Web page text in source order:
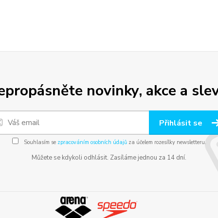
novinky, akce a
Přihlásit se
Souhlasím se zpracováním osobních údajůza účelem rozesílky newsletteru.
Můžete se kdykoli odhlásit. Zasíláme jednou za 14 dní.